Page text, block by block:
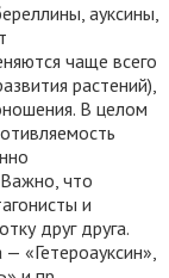
ауксины,
чаще всего
растений),
В целом
что
и
друг друга.
«Гетероауксин»,